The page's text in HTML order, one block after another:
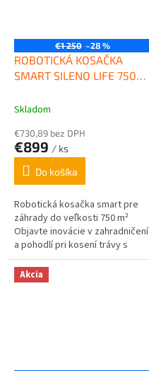
€1 250 –28 %
ROBOTICKÁ KOSAČKA
SMART SILENO LIFE 750
Skladom
€730,89 bez DPH
€899 / ks
Do košíka
Robotická kosačka smart pre
záhrady do veľkosti 750 m²
Objavte inovácie v zahradničení
a pohodlí pri kosení trávy s
vašou chytrou robotickou
kosačkou: GARDENA smart
SILENO life, sada...
Akcia